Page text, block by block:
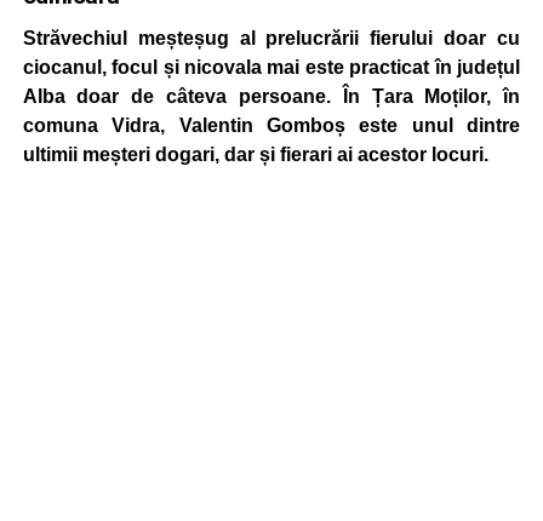
Străvechiul meșteșug al prelucrării fierului doar cu
ciocanul, focul și nicovala mai este practicat în județul
Alba doar de câteva persoane. În Țara Moților, în
comuna Vidra, Valentin Gomboș este unul dintre
ultimii meșteri dogari, dar și fierari ai acestor locuri.